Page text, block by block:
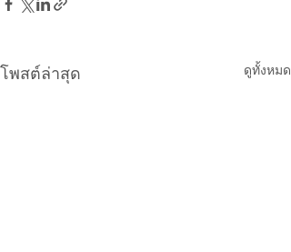
โพสต์ล่าสุด ดูทั้งหมด